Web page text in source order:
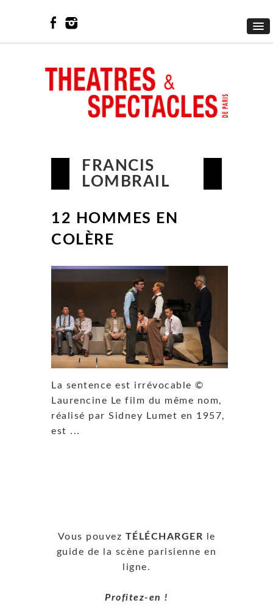
FRANCIS
LOMBRAIL
12 HOMMES EN
COLÈRE
La sentence est irrévocable ©
Laurencine Le film du même nom,
réalisé par Sidney Lumet en 1957,
est ...
Vous pouvez TÉLÉCHARGER le
guide de la scène parisienne en
ligne.
Profitez-en !